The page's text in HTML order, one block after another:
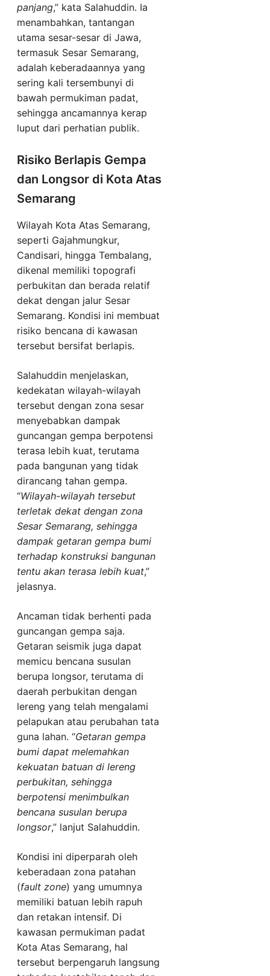
panjang,” kata Salahuddin. Ia
menambahkan, tantangan
utama sesar-sesar di Jawa,
termasuk Sesar Semarang,
adalah keberadaannya yang
sering kali tersembunyi di
bawah permukiman padat,
sehingga ancamannya kerap
luput dari perhatian publik.
Risiko Berlapis Gempa
dan Longsor di Kota Atas
Semarang
Wilayah Kota Atas Semarang,
seperti Gajahmungkur,
Candisari, hingga Tembalang,
dikenal memiliki topografi
perbukitan dan berada relatif
dekat dengan jalur Sesar
Semarang. Kondisi ini membuat
risiko bencana di kawasan
tersebut bersifat berlapis.
Salahuddin menjelaskan,
kedekatan wilayah-wilayah
tersebut dengan zona sesar
menyebabkan dampak
guncangan gempa berpotensi
terasa lebih kuat, terutama
pada bangunan yang tidak
dirancang tahan gempa.
“Wilayah-wilayah tersebut
terletak dekat dengan zona
Sesar Semarang, sehingga
dampak getaran gempa bumi
terhadap konstruksi bangunan
tentu akan terasa lebih kuat,”
jelasnya.
Ancaman tidak berhenti pada
guncangan gempa saja.
Getaran seismik juga dapat
memicu bencana susulan
berupa longsor, terutama di
daerah perbukitan dengan
lereng yang telah mengalami
pelapukan atau perubahan tata
guna lahan. “Getaran gempa
bumi dapat melemahkan
kekuatan batuan di lereng
perbukitan, sehingga
berpotensi menimbulkan
bencana susulan berupa
longsor,” lanjut Salahuddin.
Kondisi ini diperparah oleh
keberadaan zona patahan
(fault zone) yang umumnya
memiliki batuan lebih rapuh
dan retakan intensif. Di
kawasan permukiman padat
Kota Atas Semarang, hal
tersebut berpengaruh langsung